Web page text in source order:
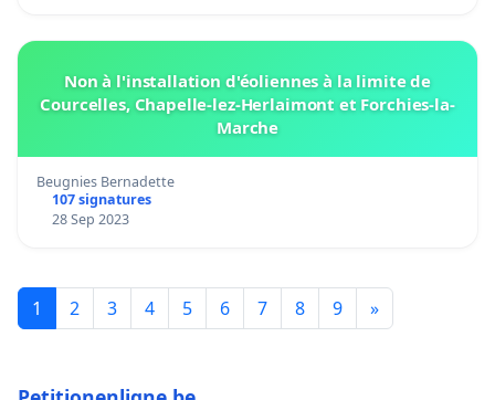
Non à l'installation d'éoliennes à la limite de
Courcelles, Chapelle-lez-Herlaimont et Forchies-la-
Marche
Beugnies Bernadette
107 signatures
28 Sep 2023
1 2 3 4 5 6 7 8 9 »